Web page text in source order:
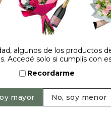
Avenida. | Argentina. -
algunos de los productos
Accedé solo si cumplís con
Recordarme